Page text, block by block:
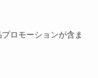
ロモーションが含ま